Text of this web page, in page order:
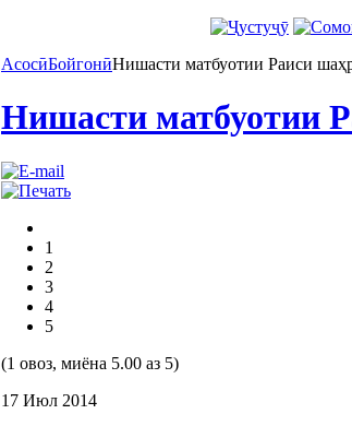
АсосӣБойгонӣНишасти матбуотии Раиси
Нишасти матбуотии
1
2
3
4
5
(1 овоз, миёна 5.00 аз 5)
17 Июл 2014